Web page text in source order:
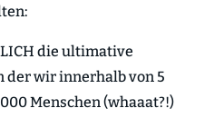
die ultimative
der wir innerhalb von 5
Menschen (whaaat?!)